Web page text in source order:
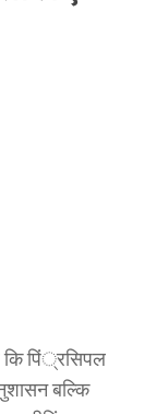
कि पिं्रसिपल
बल्कि